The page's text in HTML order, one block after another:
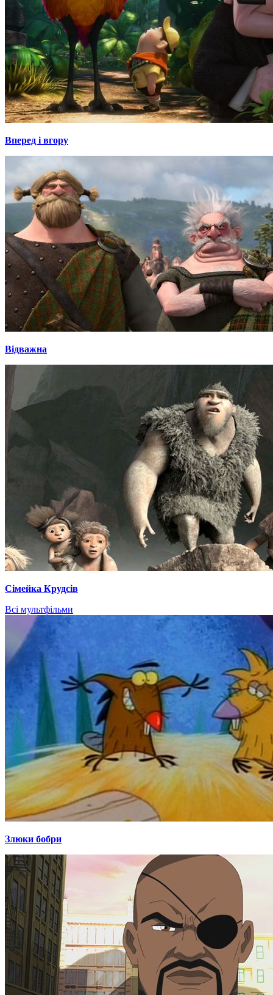
Вперед і вгору
Відважна
Сімейка Крудсів
Всі мультфільми
Злюки бобри